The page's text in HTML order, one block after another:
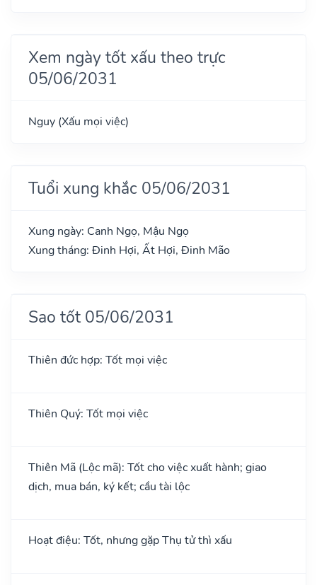
Xem ngày tốt xấu theo trực
05/06/2031
Nguy (Xấu mọi việc)
Tuổi xung khắc 05/06/2031
Xung ngày: Canh Ngọ, Mậu Ngọ
Xung tháng: Đinh Hợi, Ất Hợi, Đinh Mão
Sao tốt 05/06/2031
Thiên đức hợp: Tốt mọi việc
Thiên Quý: Tốt mọi việc
Thiên Mã (Lộc mã): Tốt cho việc xuất hành; giao
dịch, mua bán, ký kết; cầu tài lộc
Hoạt điệu: Tốt, nhưng gặp Thụ tử thì xấu